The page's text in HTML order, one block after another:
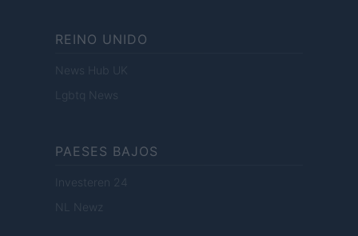
REINO UNIDO
News Hub UK
Lgbtq News
PAESES BAJOS
Investeren 24
NL Newz